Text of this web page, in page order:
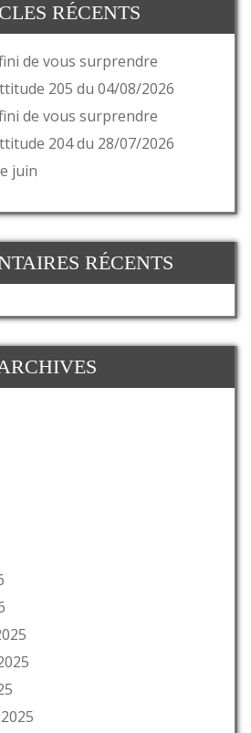
RÉCENTS
de vous surprendre
205 du 04/08/2026
de vous surprendre
204 du 28/07/2026
juin
RÉCENTS